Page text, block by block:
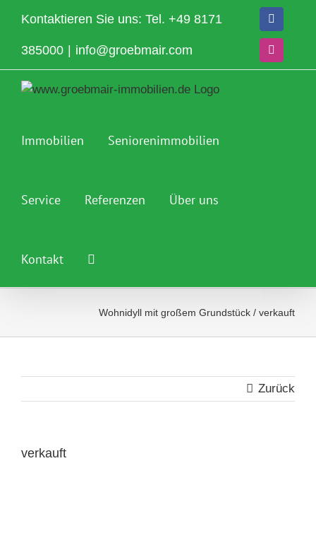
Inhalt
springen
Kontaktieren Sie uns: Tel. +49 8171
385000 info@groebmair.com
Facebook
Instagram
Immobilien Seniorenimmobilien
Service Referenzen Über uns
Kontakt
Wohnidyll mit großem Grundstück / verkauft
Zurück
verkauft